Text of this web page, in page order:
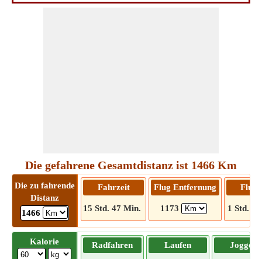
Die gefahrene Gesamtdistanz ist 1466 Km
Die zu fahrende
Distanz
1466
Fahrzeit
15 Std. 47 Min.
Flug Entfernung
1173 1 Std.
Kalorie Radfahren Laufen Joggen